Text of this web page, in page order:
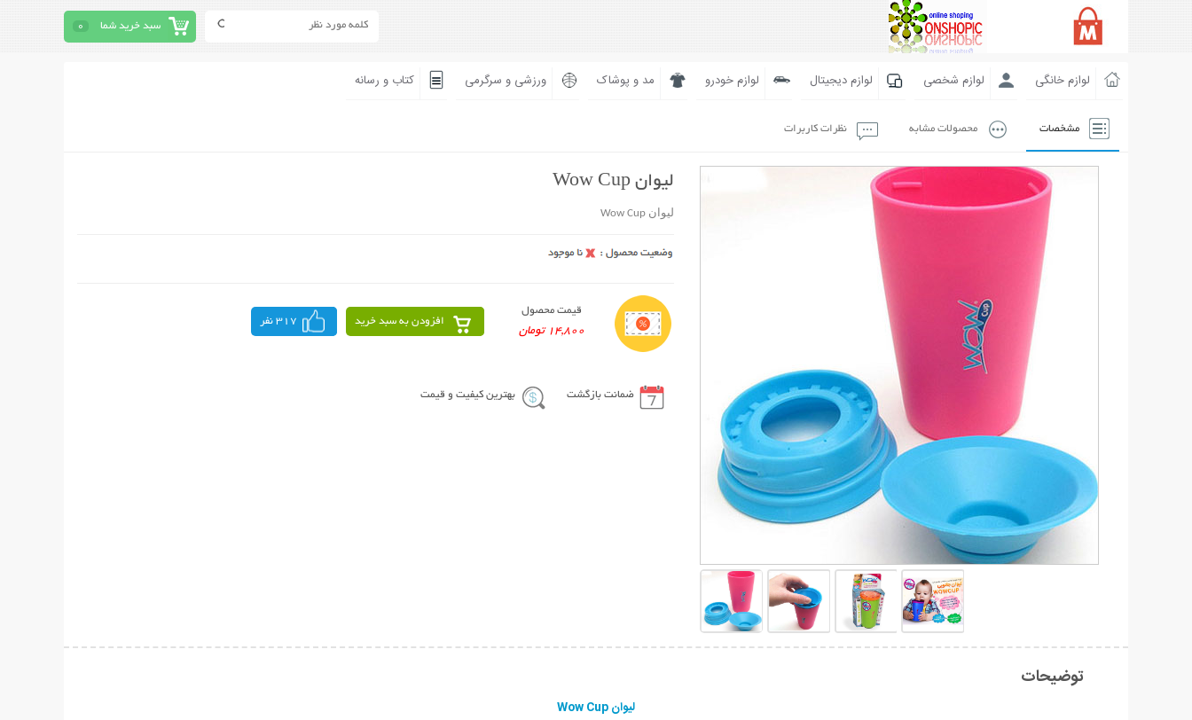
سبد خرید شما 0
لوازم خانگی لوازم شخصی لوازم دیجیتال لوازم خودرو مد و پوشاک ورزشی و سرگرمی کتاب و رسانه
مشخصات محصولات مشابه نظرات کاربرات
لیوان Wow Cup
لیوان Wow Cup
قیمت محصول
14,800 تومان
افزودن به سبد خرید 317 نفر
ضمانت بازگشت بهترین کیفیت و قیمت
توضیحات
لیوان Wow Cup